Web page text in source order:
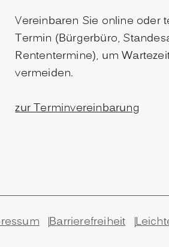
Vereinbaren Sie online oder
Termin (Bürgerbüro,
Rententermine), um
vermeiden.
zur Terminvereinbarung
Barrierefreiheit